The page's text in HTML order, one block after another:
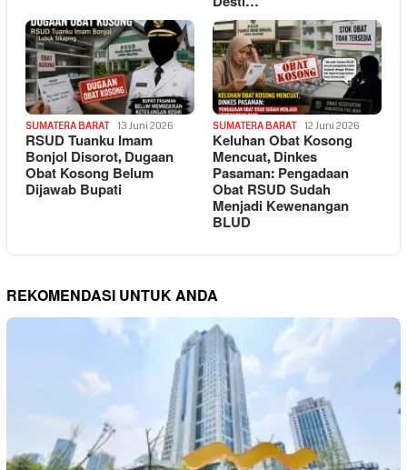
SUMATERA BARAT 13 Juni 2026
RSUD Tuanku Imam
Bonjol Disorot, Dugaan
Obat Kosong Belum
Dijawab Bupati
SUMATERA BARAT 12 Juni 2026
Keluhan Obat Kosong
Mencuat, Dinkes
Pasaman: Pengadaan
Obat RSUD Sudah
Menjadi Kewenangan
BLUD
REKOMENDASI UNTUK ANDA